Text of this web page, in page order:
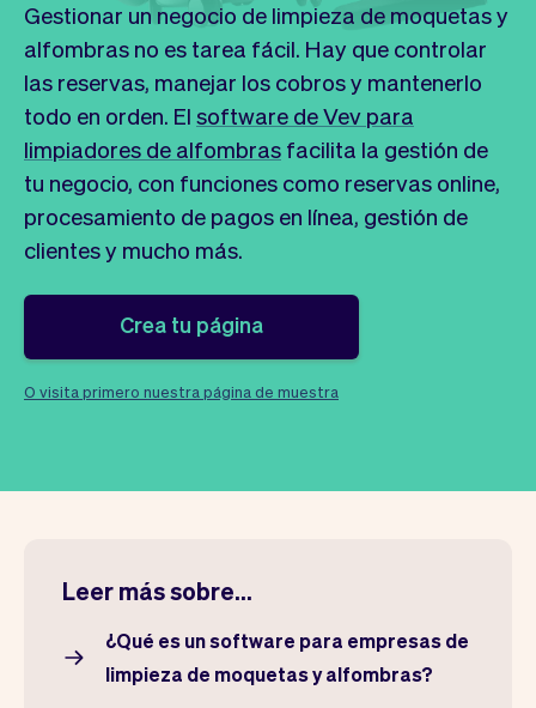
Marketing
Pagos
Diseño
Equipo
Entregas
Gestionar un negocio de limpieza de moquetas y
alfombras no es tarea fácil. Hay que controlar
las reservas, manejar los cobros y mantenerlo
todo en orden. El software de Vev para
limpiadores de alfombras facilita la gestión de
tu negocio, con funciones como reservas online,
procesamiento de pagos en línea, gestión de
clientes y mucho más.
Crea tu página
O visita primero nuestra página de muestra
Leer más sobre...
¿Qué es un software para empresas de
limpieza de moquetas y alfombras?